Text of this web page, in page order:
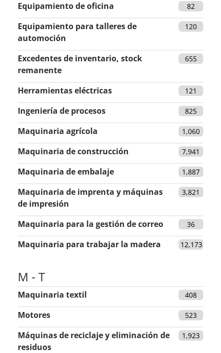
Equipamiento de oficina 82
Equipamiento para talleres de
automoción
120
Excedentes de inventario, stock
remanente
655
Herramientas eléctricas 121
Ingeniería de procesos 825
Maquinaria agrícola 1,060
Maquinaria de construcción 7,941
Maquinaria de embalaje 1,887
Maquinaria de imprenta y máquinas
de impresión
3,821
Maquinaria para la gestión de correo 36
Maquinaria para trabajar la madera 12,173
M - T
Maquinaria textil 408
Motores 523
Máquinas de reciclaje y eliminación de
residuos
1,923